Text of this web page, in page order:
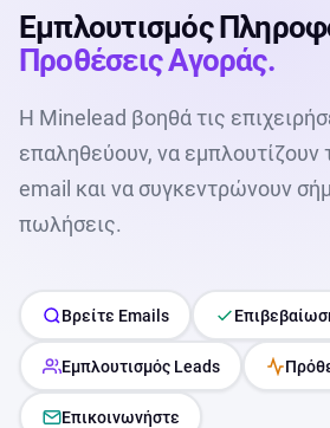
Εμπλουτισμός
Προθέσεις Αγοράς.
Η Minelead βοηθά τις
επαληθεύουν, να εμπλουτίζουν
email και να συγκεντρώνουν
πωλήσεις.
Βρείτε Emails
Εμπλουτισμός Leads
Επικοινωνήστε